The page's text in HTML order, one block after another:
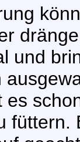
und
es
füttern.